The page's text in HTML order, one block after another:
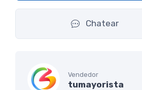
Chatear
Vendedor
tumayorista